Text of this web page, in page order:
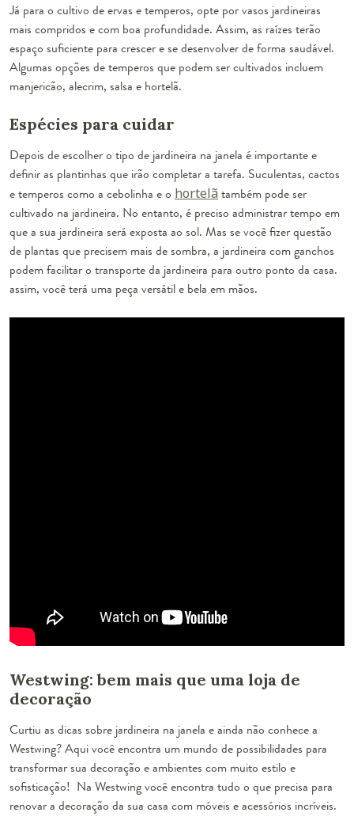
Já para o cultivo de ervas e temperos, opte por vasos jardineiras
mais compridos e com boa profundidade. Assim, as raízes terão
espaço suficiente para crescer e se desenvolver de forma saudável.
Algumas opções de temperos que podem ser cultivados incluem
manjericão, alecrim, salsa e hortelã.
Espécies para cuidar
Depois de escolher o tipo de jardineira na janela é importante e
definir as plantinhas que irão completar a tarefa. Suculentas, cactos
e temperos como a cebolinha e o hortelã também pode ser
cultivado na jardineira. No entanto, é preciso administrar tempo em
que a sua jardineira será exposta ao sol. Mas se você fizer questão
de plantas que precisem mais de sombra, a jardineira com ganchos
podem facilitar o transporte da jardineira para outro ponto da casa.
assim, você terá uma peça versátil e bela em mãos.
Westwing: bem mais que uma loja de
decoração
Curtiu as dicas sobre jardineira na janela e ainda não conhece a
Westwing? Aqui você encontra um mundo de possibilidades para
transformar sua decoração e ambientes com muito estilo e
sofisticação! Na Westwing você encontra tudo o que precisa para
renovar a decoração da sua casa com móveis e acessórios incríveis.